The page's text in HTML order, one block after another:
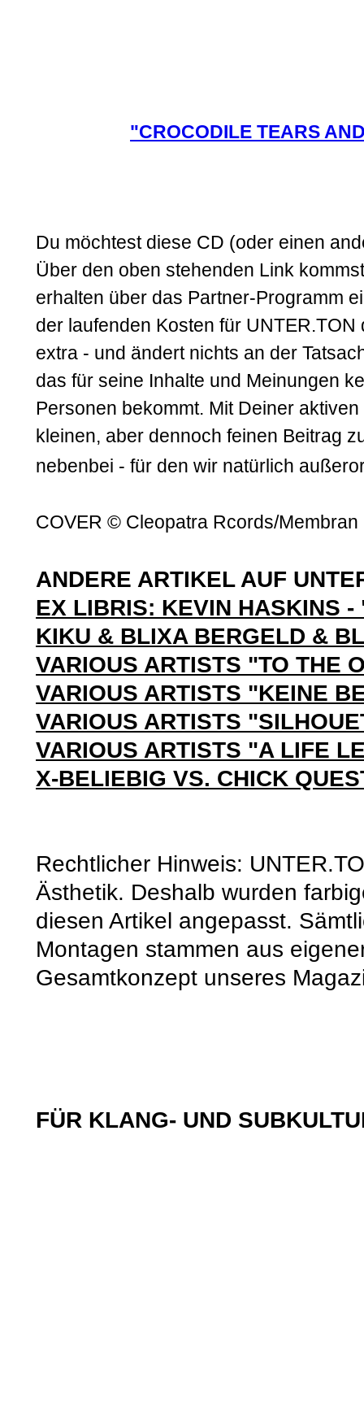
"CROCODILE TEARS
Du möchtest diese CD (oder einen
Über den oben stehenden Link
erhalten über das Partner-Programm
der laufenden Kosten für
extra - und ändert nichts an der
das für seine Inhalte und Meinungen
Personen bekommt. Mit Deiner
kleinen, aber dennoch feinen Beitrag
nebenbei - für den wir natürlich
COVER © Cleopatra Rcords/
ANDERE ARTIKEL AUF
EX LIBRIS: KEVIN HASKINS
KIKU & BLIXA BERGELD &
VARIOUS ARTISTS "TO THE
VARIOUS ARTISTS "KEINE
VARIOUS ARTISTS
VARIOUS ARTISTS "A LIFE
X-BELIEBIG VS. CHICK
Rechtlicher Hinweis:
Ästhetik. Deshalb wurden
diesen Artikel angepasst.
Montagen stammen aus
Gesamtkonzept unseres
FÜR KLANG- UND